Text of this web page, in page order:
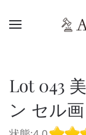
Lot 043
ン セル画